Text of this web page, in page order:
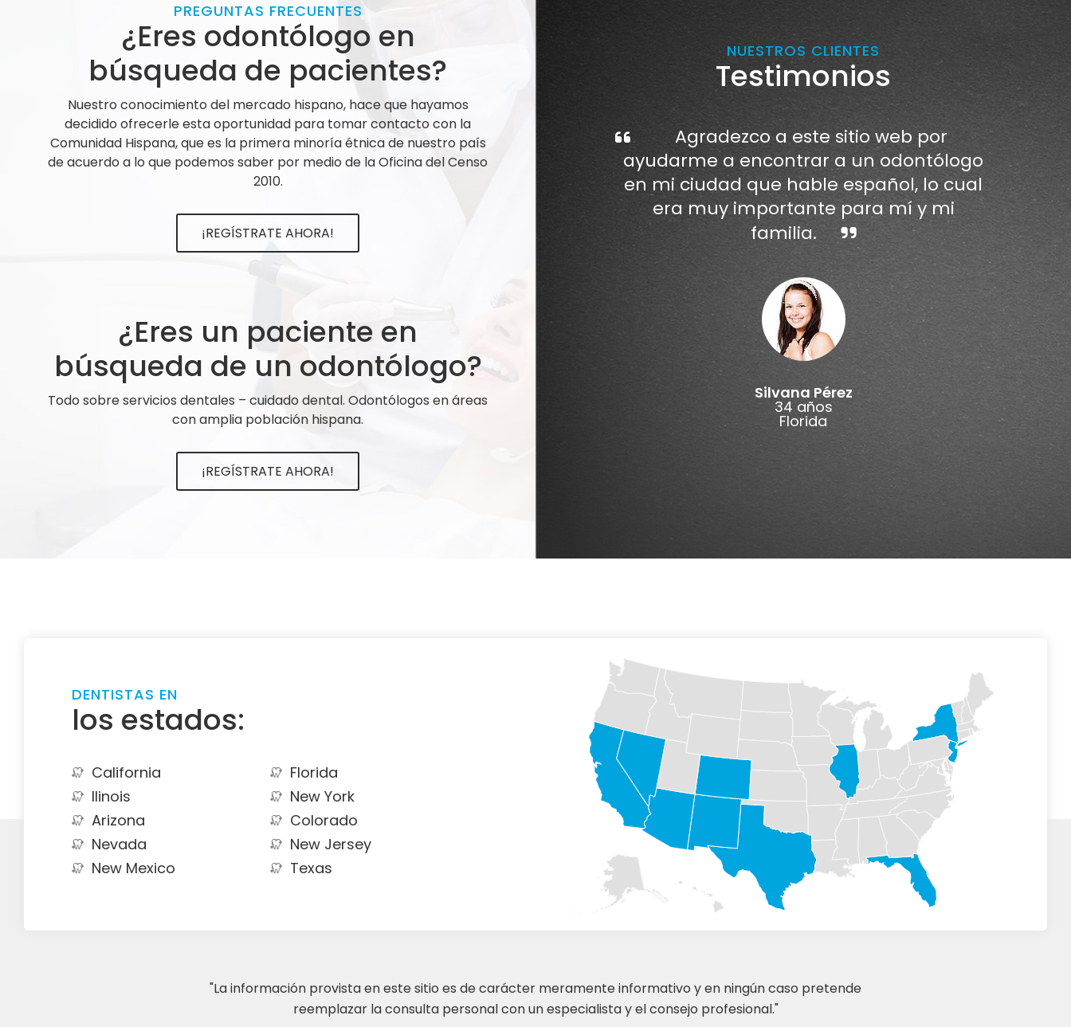
PREGUNTAS FRECUENTES
¿Eres odontólogo en
búsqueda de pacientes?
Nuestro conocimiento del mercado hispano, hace que hayamos
decidido ofrecerle esta oportunidad para tomar contacto con la
Comunidad Hispana, que es la primera minoría étnica de nuestro país
de acuerdo a lo que podemos saber por medio de la Oficina del Censo
2010.
¡REGÍSTRATE AHORA!
¿Eres un paciente en
búsqueda de un odontólogo?
Todo sobre servicios dentales – cuidado dental. Odontólogos en áreas
con amplia población hispana.
¡REGÍSTRATE AHORA!
NUESTROS CLIENTES
Testimonios
Agradezco a este sitio web por
ayudarme a encontrar a un odontólogo
en mi ciudad que hable español, lo cual
era muy importante para mí y mi
familia.
Silvana Pérez
34 años
Florida
DENTISTAS EN
los estados:
California
Florida
Ilinois
New York
Arizona
Colorado
Nevada
New Jersey
New Mexico
Texas
"La información provista en este sitio es de carácter meramente informativo y en ningún caso pretende
reemplazar la consulta personal con un especialista y el consejo profesional."